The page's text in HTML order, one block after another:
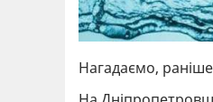
Нагадаємо,